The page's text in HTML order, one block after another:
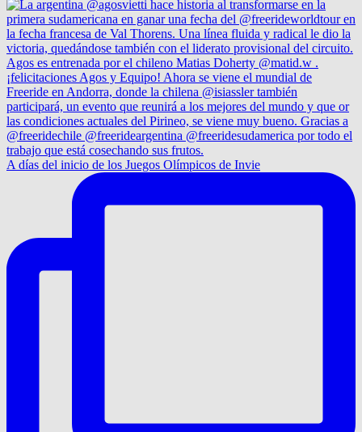
A días del inicio de los Juegos Olímpicos de Invie